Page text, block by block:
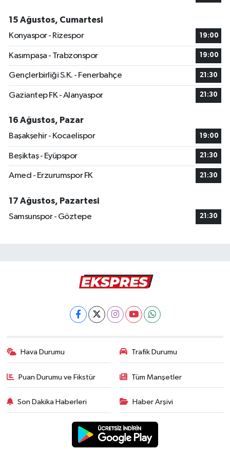
15 Ağustos, Cumartesi
Konyaspor - Rizespor
19:00
Kasımpaşa - Trabzonspor 19:00
Gençlerbirliği S.K. - Fenerbahçe 21:30
Gaziantep FK - Alanyaspor 21:30
16 Ağustos, Pazar
Başakşehir - Kocaelispor
19:00
Beşiktaş - Eyüpspor 21:30
Amed - Erzurumspor FK 21:30
17 Ağustos, Pazartesi
Samsunspor - Göztepe
21:30
Hava Durumu Trafik Durumu
Puan Durumu ve Fikstür Tüm Manşetler
Son Dakika Haberleri Haber Arşivi